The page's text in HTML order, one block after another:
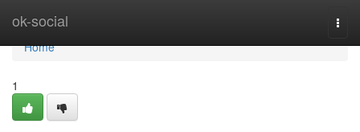
ok-social
Home
Home
1